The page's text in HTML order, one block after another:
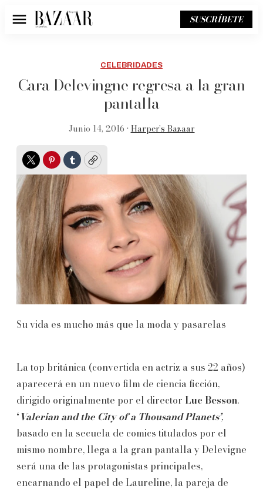
Menú SUSCRÍBETE
CELEBRIDADES
Cara Delevingne regresa a la gran
pantalla
Junio 14, 2016 • Harper’s Bazaar
TwitterPinterest
TumblrCopy
Su vida es mucho más que la moda y pasarelas
La top británica (convertida en actriz a sus 22 años)
aparecerá en un nuevo film de ciencia ficción,
dirigido originalmente por el director Luc Besson.
‘Valerian and the City of a Thousand Planets’,
basado en la secuela de comics titulados por el
mismo nombre, llega a la gran pantalla y Delevigne
será una de las protagonistas principales,
encarnando el papel de Laureline, la pareja de